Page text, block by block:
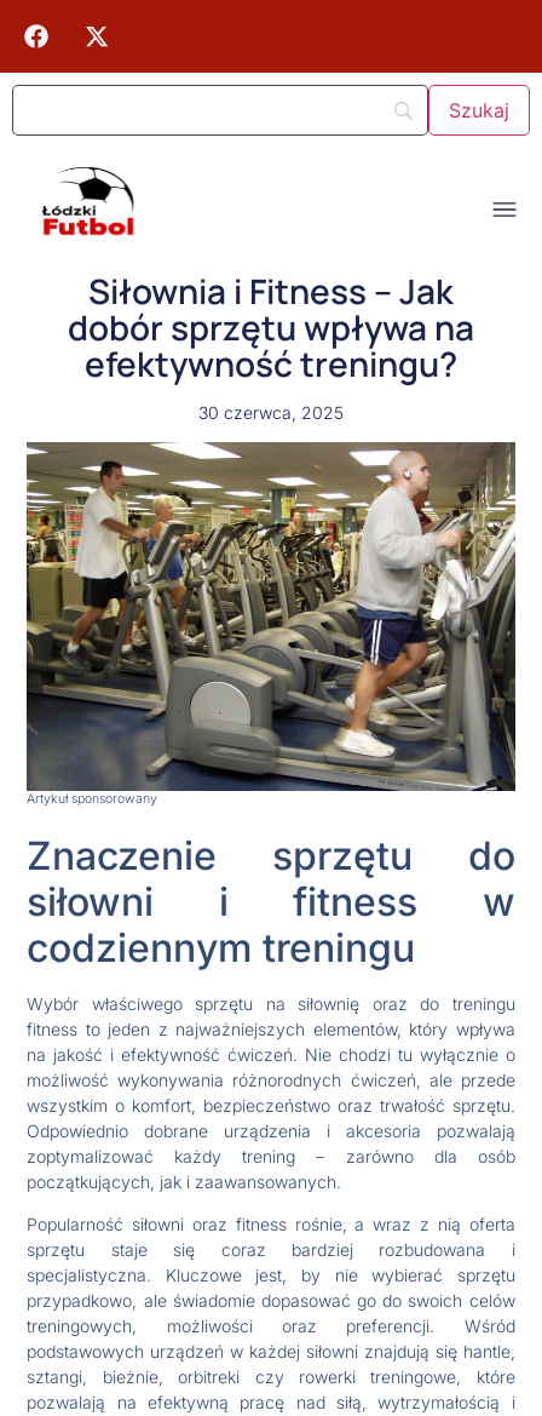
Siłownia i Fitness – Jak
dobór sprzętu wpływa na
efektywność treningu?
30 czerwca, 2025
Artykuł sponsorowany
Znaczenie sprzętu do
siłowni i fitness w
codziennym treningu
Wybór właściwego sprzętu na siłownię oraz do treningu
fitness to jeden z najważniejszych elementów, który wpływa
na jakość i efektywność ćwiczeń. Nie chodzi tu wyłącznie o
możliwość wykonywania różnorodnych ćwiczeń, ale przede
wszystkim o komfort, bezpieczeństwo oraz trwałość sprzętu.
Odpowiednio dobrane urządzenia i akcesoria pozwalają
zoptymalizować każdy trening – zarówno dla osób
początkujących, jak i zaawansowanych.
Popularność siłowni oraz fitness rośnie, a wraz z nią oferta
sprzętu staje się coraz bardziej rozbudowana i
specjalistyczna. Kluczowe jest, by nie wybierać sprzętu
przypadkowo, ale świadomie dopasować go do swoich celów
treningowych, możliwości oraz preferencji. Wśród
podstawowych urządzeń w każdej siłowni znajdują się hantle,
sztangi, bieżnie, orbitreki czy rowerki treningowe, które
pozwalają na efektywną pracę nad siłą, wytrzymałością i